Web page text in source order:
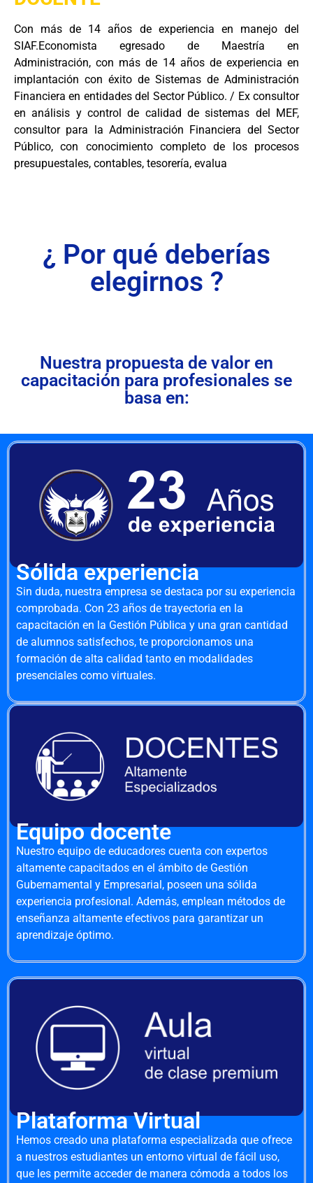
Con más de 14 años de experiencia en manejo del
SIAF.Economista egresado de Maestría en
Administración, con más de 14 años de experiencia en
implantación con éxito de Sistemas de Administración
Financiera en entidades del Sector Público. / Ex consultor
en análisis y control de calidad de sistemas del MEF,
consultor para la Administración Financiera del Sector
Público, con conocimiento completo de los procesos
presupuestales, contables, tesorería, evalua
¿ Por qué deberías
elegirnos ?
Nuestra propuesta de valor en
capacitación para profesionales se
basa en:
Sólida experiencia
Sin duda, nuestra empresa se destaca por su experiencia
comprobada. Con 23 años de trayectoria en la
capacitación en la Gestión Pública y una gran cantidad
de alumnos satisfechos, te proporcionamos una
formación de alta calidad tanto en modalidades
presenciales como virtuales.
Equipo docente
Nuestro equipo de educadores cuenta con expertos
altamente capacitados en el ámbito de Gestión
Gubernamental y Empresarial, poseen una sólida
experiencia profesional. Además, emplean métodos de
enseñanza altamente efectivos para garantizar un
aprendizaje óptimo.
Plataforma Virtual
Hemos creado una plataforma especializada que ofrece
a nuestros estudiantes un entorno virtual de fácil uso,
que les permite acceder de manera cómoda a todos los